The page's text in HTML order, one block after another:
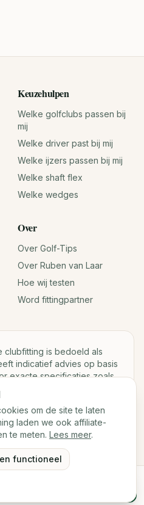
Keuzehulpen
Welke golfclubs passen bij
mij
Welke driver past bij mij
Welke ijzers passen bij mij
Welke shaft flex
Welke wedges
Over
Over Golf-Tips
Over Ruben van Laar
Hoe wij testen
Word fittingpartner
clubfitting is bedoeld als
indicatief advies op basis
exacte specificaties zoals
blijft een fysieke
beste keuze.
golfadviesplatform van
om de site te laten
laden we ook affiliate-
te meten. Lees meer.
functioneel